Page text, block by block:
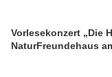
Vorlesekonzert „Die
NaturFreundehaus